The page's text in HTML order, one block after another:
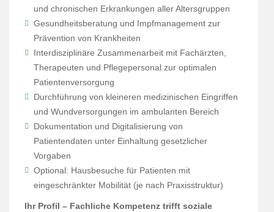
und chronischen Erkrankungen aller Altersgruppen
Gesundheitsberatung und Impfmanagement zur
Prävention von Krankheiten
Interdisziplinäre Zusammenarbeit mit Fachärzten,
Therapeuten und Pflegepersonal zur optimalen
Patientenversorgung
Durchführung von kleineren medizinischen Eingriffen
und Wundversorgungen im ambulanten Bereich
Dokumentation und Digitalisierung von
Patientendaten unter Einhaltung gesetzlicher
Vorgaben
Optional: Hausbesuche für Patienten mit
eingeschränkter Mobilität (je nach Praxisstruktur)
Ihr Profil – Fachliche Kompetenz trifft soziale